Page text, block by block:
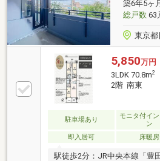
します！【資料請求】、【見
ク、【042-524-8898】まで
築6年5ヶ
総戸数63
東京都
5,850万円
3LDK 70.8m2
2階 南東
駐車場あり
モニタ付イ
ン
即入居可 床暖房
駅徒歩2分：JR中央本線「豊田